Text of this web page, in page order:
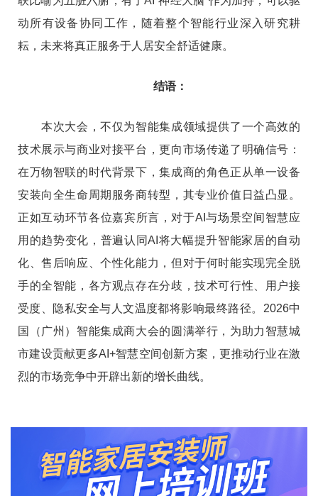
动所有设备协同工作，随着整个智能行业深入研究耕
耘，未来将真正服务于人居安全舒适健康。
结语：
本次大会，不仅为智能集成领域提供了一个高效的
技术展示与商业对接平台，更向市场传递了明确信号：
在万物智联的时代背景下，集成商的角色正从单一设备
安装向全生命周期服务商转型，其专业价值日益凸显。
正如互动环节各位嘉宾所言，对于AI与场景空间智慧应
用的趋势变化，普遍认同AI将大幅提升智能家居的自动
化、售后响应、个性化能力，但对于何时能实现完全脱
手的全智能，各方观点存在分歧，技术可行性、用户接
受度、隐私安全与人文温度都将影响最终路径。2026中
国（广州）智能集成商大会的圆满举行，为助力智慧城
市建设贡献更多AI+智慧空间创新方案，更推动行业在激
烈的市场竞争中开辟出新的增长曲线。